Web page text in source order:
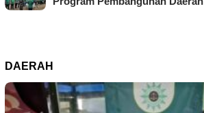
DAERAH